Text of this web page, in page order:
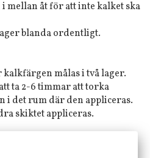
mellan åt för att inte kalket ska
blanda ordentligt.
målas i två lager.
ta 2-6 timmar att torka
i det rum där den appliceras.
skiktet appliceras.